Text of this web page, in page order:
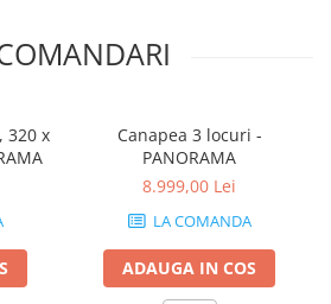
320 x
Canapea 3 locuri -
PANORAMA
8.999,00 Lei
LA COMANDA
ADAUGA IN COS